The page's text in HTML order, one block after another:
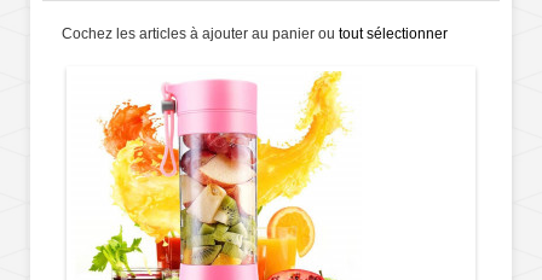
Cochez les articles à ajouter au panier ou tout sélectionner